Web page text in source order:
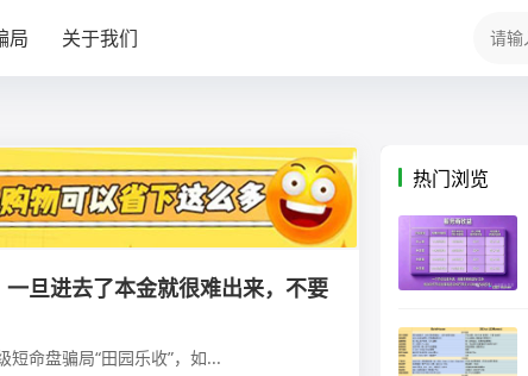
局 关于我们
旦进去了本金就很难出来，不要
命盘骗局“田园乐收”，如...
热门浏览